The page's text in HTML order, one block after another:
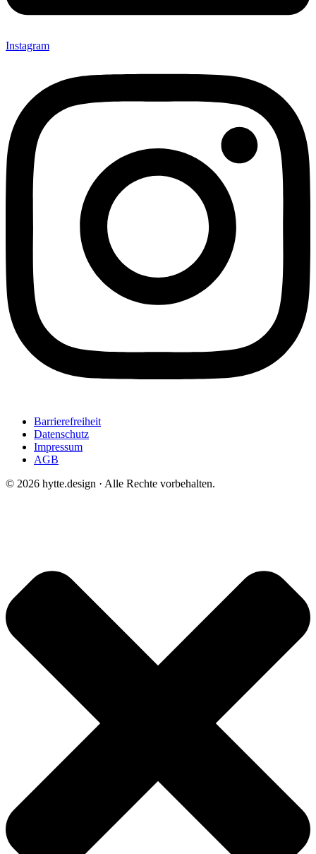
Instagram
Barrierefreiheit
Datenschutz
Impressum
AGB
© 2026 hytte.design · Alle Rechte vorbehalten.